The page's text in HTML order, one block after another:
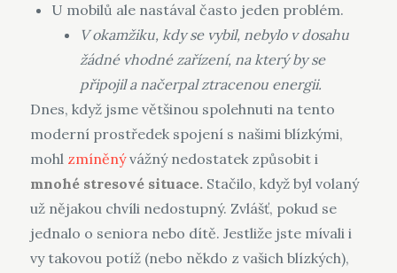
U mobilů ale nastával často jeden problém.
V okamžiku, kdy se vybil, nebylo v dosahu
žádné vhodné zařízení, na který by se
připojil a načerpal ztracenou energii.
Dnes, když jsme většinou spolehnuti na tento
moderní prostředek spojení s našimi blízkými,
mohlzmíněnývážný nedostatek způsobit i
mnohé stresové situace.Stačilo, když byl volaný
už nějakou chvíli nedostupný. Zvlášť, pokud se
jednalo o seniora nebo dítě. Jestliže jste mívali i
vy takovou potíž (nebo někdo z vašich blízkých),